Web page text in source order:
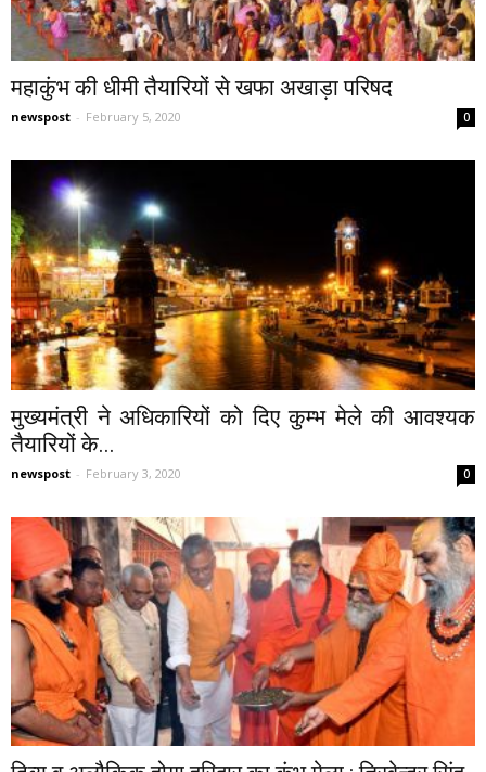
महाकुंभ की धीमी तैयारियों से खफा अखाड़ा परिषद
newspost - February 5, 2020 0
मुख्यमंत्री ने अधिकारियों को दिए कुम्भ मेले की आवश्यक
तैयारियों के...
newspost - February 3, 2020 0